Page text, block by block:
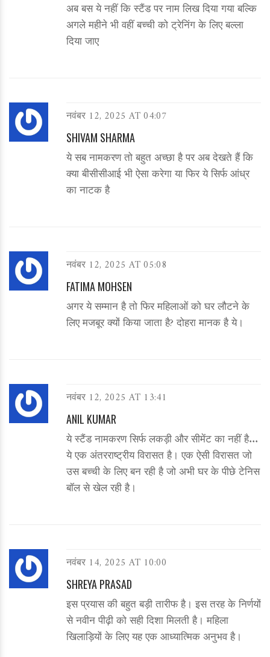
अब बस ये नहीं कि स्टैंड पर नाम लिख दिया गया बल्कि
अगले महीने भी वहीं बच्ची को ट्रेनिंग के लिए बल्ला
दिया जाए
नवंबर 12, 2025 AT 04:07
SHIVAM SHARMA
ये सब नामकरण तो बहुत अच्छा है पर अब देखते हैं कि
क्या बीसीसीआई भी ऐसा करेगा या फिर ये सिर्फ आंध्र
का नाटक है
नवंबर 12, 2025 AT 05:08
FATIMA MOHSEN
अगर ये सम्मान है तो फिर महिलाओं को घर लौटने के
लिए मजबूर क्यों किया जाता है? दोहरा मानक है ये।
नवंबर 12, 2025 AT 13:41
ANIL KUMAR
ये स्टैंड नामकरण सिर्फ लकड़ी और सीमेंट का नहीं है...
ये एक अंतरराष्ट्रीय विरासत है। एक ऐसी विरासत जो
उस बच्ची के लिए बन रही है जो अभी घर के पीछे टेनिस
बॉल से खेल रही है।
नवंबर 14, 2025 AT 10:00
SHREYA PRASAD
इस प्रयास की बहुत बड़ी तारीफ है। इस तरह के निर्णयों
से नवीन पीढ़ी को सही दिशा मिलती है। महिला
खिलाड़ियों के लिए यह एक आध्यात्मिक अनुभव है।